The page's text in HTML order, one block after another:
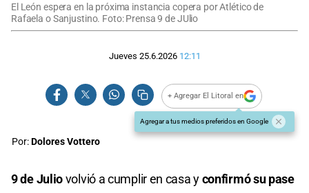
El León espera en la próxima instancia copera por Atlético de
Rafaela o Sanjustino. Foto: Prensa 9 de JUlio
Jueves 25.6.2026 12:11
+ Agregar El Litoral en
Agregar a tus medios preferidos en Google
Por:Dolores Vottero
9 de Juliovolvió a cumplir en casa yconfirmó su pase